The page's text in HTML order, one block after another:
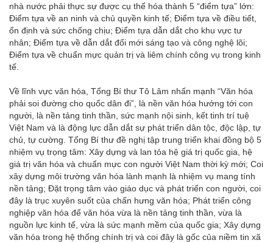
nhà nước phải thực sự được cụ thể hóa thành 5 “điểm tựa” lớn:
Điểm tựa về an ninh và chủ quyền kinh tế; Điểm tựa về điều tiết,
ổn định và sức chống chịu; Điểm tựa dẫn dắt cho khu vực tư
nhân; Điểm tựa về dẫn dắt đổi mới sáng tạo và công nghệ lõi;
Điểm tựa về chuẩn mực quản trị và liêm chính công vụ trong kinh
tế.
Về lĩnh vực văn hóa, Tổng Bí thư Tô Lâm nhấn mạnh “Văn hóa
phải soi đường cho quốc dân đi”, là nền văn hóa hướng tới con
người, là nền tảng tinh thần, sức mạnh nội sinh, kết tinh trí tuệ
Việt Nam và là động lực dẫn dắt sự phát triển dân tộc, độc lập, tự
chủ, tự cường. Tổng Bí thư đề nghị tập trung triển khai đồng bộ 5
nhiệm vụ trọng tâm: Xây dựng và lan tỏa hệ giá trị quốc gia, hệ
giá trị văn hóa và chuẩn mực con người Việt Nam thời kỳ mới; Coi
xây dựng môi trường văn hóa lành mạnh là nhiệm vụ mang tính
nền tảng; Đặt trọng tâm vào giáo dục và phát triển con người, coi
đây là trục xuyên suốt của chấn hưng văn hóa; Phát triển công
nghiệp văn hóa để văn hóa vừa là nền tảng tinh thần, vừa là
nguồn lực kinh tế, vừa là sức mạnh mềm của quốc gia; Xây dựng
văn hóa trong hệ thống chính trị và coi đây là gốc của niềm tin xã